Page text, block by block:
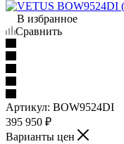
В избранное
Сравнить
Артикул: BOW9524DI
395 950 ₽
Варианты цен